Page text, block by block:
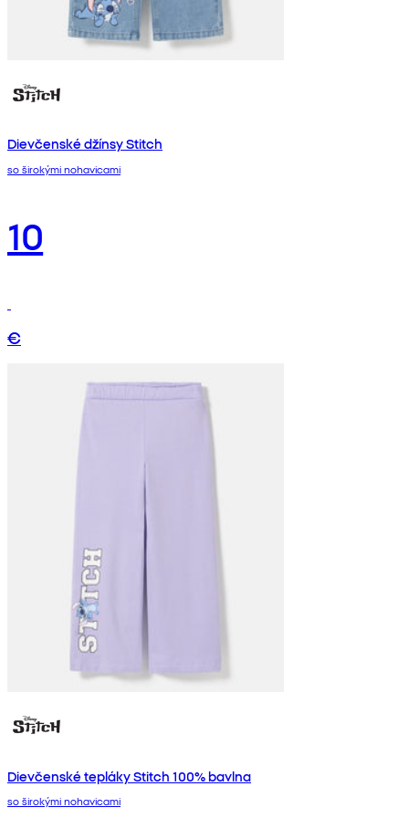
Dievčenské džínsy Stitch
so širokými nohavicami
10
€
Dievčenské tepláky Stitch 100% bavlna
so širokými nohavicami